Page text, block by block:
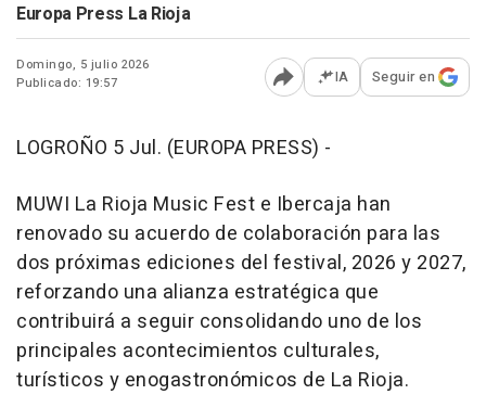
Europa Press La Rioja
Domingo, 5 julio 2026
Publicado: 19:57
Abrir opciones para
IA Seguir en
LOGROÑO 5 Jul. (EUROPA PRESS) -
MUWI La Rioja Music Fest e Ibercaja han
renovado su acuerdo de colaboración para las
dos próximas ediciones del festival, 2026 y 2027,
reforzando una alianza estratégica que
contribuirá a seguir consolidando uno de los
principales acontecimientos culturales,
turísticos y enogastronómicos de La Rioja.